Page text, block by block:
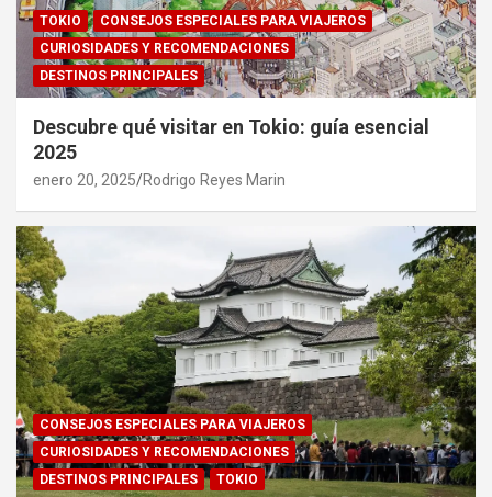
TOKIO
CONSEJOS ESPECIALES PARA VIAJEROS
CURIOSIDADES Y RECOMENDACIONES
DESTINOS PRINCIPALES
Descubre qué visitar en Tokio: guía esencial
2025
enero 20, 2025 Rodrigo Reyes Marin
CONSEJOS ESPECIALES PARA VIAJEROS
CURIOSIDADES Y RECOMENDACIONES
DESTINOS PRINCIPALES
TOKIO